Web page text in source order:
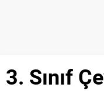
3. Sınıf